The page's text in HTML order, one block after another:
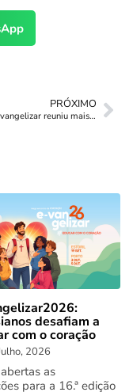
PRÓXIMO
Semana E-vangelizar reuniu mais de 1680 agentes pastorais
desafiam a
com o coração
2026
as
para a 16.ª edição